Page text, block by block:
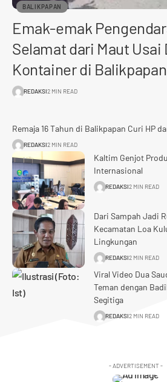
BALIKPAPAN
Emak-emak
Selamat dari Maut Usai
Kontainer di Balikpapan
REDAKSI2 MIN READ
Remaja 16 Tahun di Balikpapan Curi HP
REDAKSI2 MIN READ
Kaltim Genjot
Internasional
REDAKSI2 MIN READ
Dari Sampah Jadi
Kecamatan Loa
Lingkungan
REDAKSI2 MIN READ
Viral Video Dua
Teman dengan
Segitiga
REDAKSI2 MIN READ
- ADVERTISEMENT -